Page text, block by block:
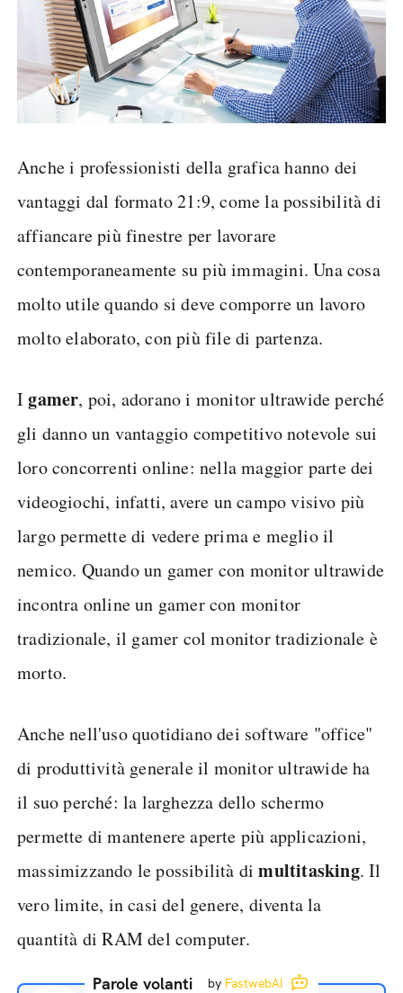
Anche i professionisti della grafica hanno dei
vantaggi dal formato 21:9, come la possibilità di
affiancare più finestre per lavorare
contemporaneamente su più immagini. Una cosa
molto utile quando si deve comporre un lavoro
molto elaborato, con più file di partenza.
Igamer, poi, adorano i monitor ultrawide perché
gli danno un vantaggio competitivo notevole sui
loro concorrenti online: nella maggior parte dei
videogiochi, infatti, avere un campo visivo più
largo permette di vedere prima e meglio il
nemico. Quando un gamer con monitor ultrawide
incontra online un gamer con monitor
tradizionale, il gamer col monitor tradizionale è
morto.
Anche nell'uso quotidiano dei software "office"
di produttività generale il monitor ultrawide ha
il suo perché: la larghezza dello schermo
permette di mantenere aperte più applicazioni,
massimizzando le possibilità dimultitasking. Il
vero limite, in casi del genere, diventa la
quantità di RAM del computer.
Parole volanti by FastwebAI